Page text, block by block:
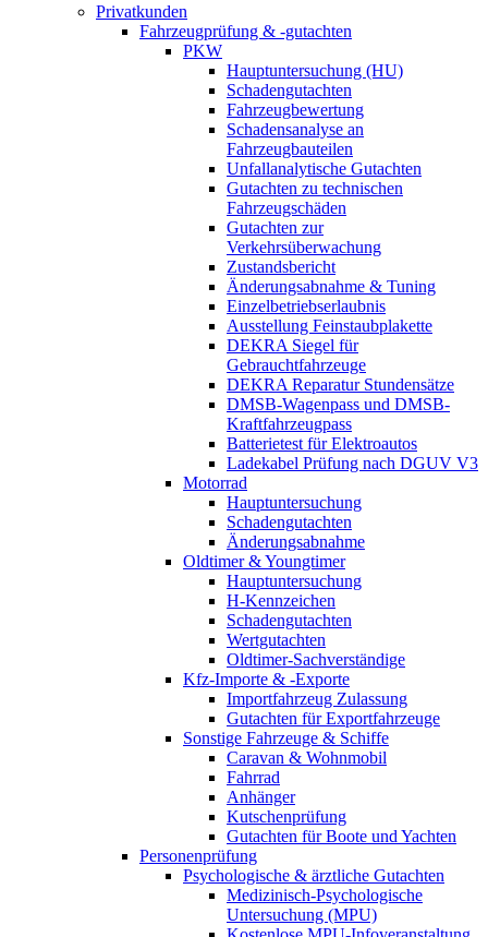
Privatkunden
Fahrzeugprüfung & -gutachten
PKW
Hauptuntersuchung (HU)
Schadengutachten
Fahrzeugbewertung
Schadensanalyse an
Fahrzeugbauteilen
Unfallanalytische Gutachten
Gutachten zu technischen
Fahrzeugschäden
Gutachten zur
Verkehrsüberwachung
Zustandsbericht
Änderungsabnahme & Tuning
Einzelbetriebserlaubnis
Ausstellung Feinstaubplakette
DEKRA Siegel für
Gebrauchtfahrzeuge
DEKRA Reparatur Stundensätze
DMSB-Wagenpass und DMSB-
Kraftfahrzeugpass
Batterietest für Elektroautos
Ladekabel Prüfung nach DGUV V3
Motorrad
Hauptuntersuchung
Schadengutachten
Änderungsabnahme
Oldtimer & Youngtimer
Hauptuntersuchung
H-Kennzeichen
Schadengutachten
Wertgutachten
Oldtimer-Sachverständige
Kfz-Importe & -Exporte
Importfahrzeug Zulassung
Gutachten für Exportfahrzeuge
Sonstige Fahrzeuge & Schiffe
Caravan & Wohnmobil
Fahrrad
Anhänger
Kutschenprüfung
Gutachten für Boote und Yachten
Personenprüfung
Psychologische & ärztliche Gutachten
Medizinisch-Psychologische
Untersuchung (MPU)